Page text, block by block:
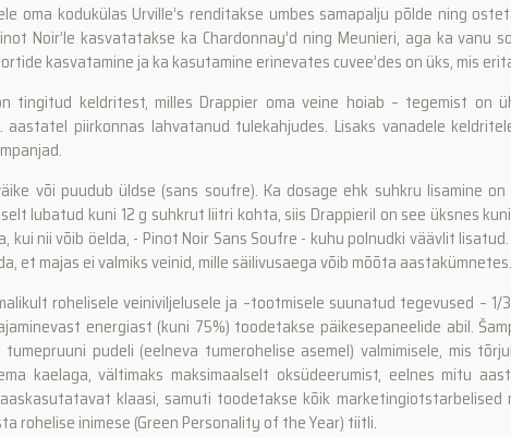
oma kodukülas Urville’s renditakse umbes samapalju põlde ning
Noir’le kasvatatakse ka Chardonnay’d ning Meunieri, aga ka vanu
kasvatamine ja ka kasutamine erinevates cuvee’des on üks, mis
tingitud keldritest, milles Drappier oma veine hoiab – tegemist on
piirkonnas lahvatanud tulekahjudes. Lisaks vanadele
või puudub üldse (sans soufre). Ka dosage ehk suhkru lisamine
lubatud kuni 12 g suhkrut liitri kohta, siis Drappieril on see üksnes
nii võib öelda, - Pinot Noir Sans Soufre - kuhu polnudki väävlit
et majas ei valmiks veinid, mille säilivusaega võib mõõta aastakümnetes.
rohelisele veiniviljelusele ja –tootmisele suunatud tegevused –
energiast (kuni 75%) toodetakse päikesepaneelide abil.
pudeli (eelneva tumerohelise asemel) valmimisele, mis
kaelaga, vältimaks maksimaalselt oksüdeerumist, eelnes mitu
klaasi, samuti toodetakse kõik
rohelise inimese (Green Personality of the Year) tiitli.